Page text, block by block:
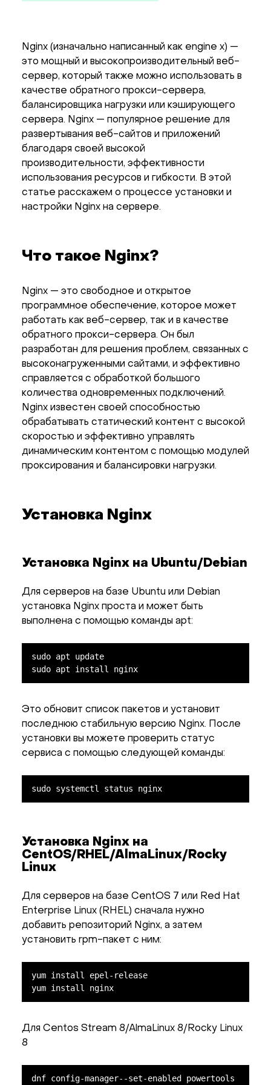
Nginx (изначально написанный как engine x) —
это мощный и высокопроизводительный веб-
сервер, который также можно использовать в
качестве обратного прокси-сервера,
балансировщика нагрузки или кэширующего
сервера. Nginx — популярное решение для
развертывания веб-сайтов и приложений
благодаря своей высокой
производительности, эффективности
использования ресурсов и гибкости. В этой
статье расскажем о процессе установки и
настройки Nginx на сервере.
Что такое Nginx?
Nginx — это свободное и открытое
программное обеспечение, которое может
работать как веб-сервер, так и в качестве
обратного прокси-сервера. Он был
разработан для решения проблем, связанных с
высоконагруженными сайтами, и эффективно
справляется с обработкой большого
количества одновременных подключений.
Nginx известен своей способностью
обрабатывать статический контент с высокой
скоростью и эффективно управлять
динамическим контентом с помощью модулей
проксирования и балансировки нагрузки.
Установка Nginx
Установка Nginx на Ubuntu/Debian
Для серверов на базе Ubuntu или Debian
установка Nginx проста и может быть
выполнена с помощью команды apt:
sudo apt update
sudo apt install nginx
Это обновит список пакетов и установит
последнюю стабильную версию Nginx. После
установки вы можете проверить статус
сервиса с помощью следующей команды:
sudo systemctl status nginx
Установка Nginx на
CentOS/RHEL/AlmaLinux/Rocky
Linux
Для серверов на базе CentOS 7 или Red Hat
Enterprise Linux (RHEL) сначала нужно
добавить репозиторий Nginx, а затем
установить rpm-пакет с ним:
yum install epel-release
yum install nginx
Для Centos Stream 8/AlmaLinux 8/Rocky Linux
8
dnf config-manager--set-enabled powertools